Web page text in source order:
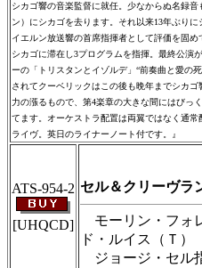
シカゴ響の音楽監督に就任。少なからぬ名録
ン）にシカゴを去ります。それ以来13年ぶり
イエルン放送響の首席指揮者として評価を固
シカゴに滞在し3プログラムを指揮。最終公演
ーの「トリスタンとイゾルデ」“前奏曲と愛の
されてクーベリックはこの後も晩年までシカ
力の漲るもので、第4楽章の大きな間にはびっ
てます。オーケストラ配置は両翼ではなく通
ライヴ。英日のライナーノート付です。』
ATS-954-2
[UHQCD]
セル＆クリーヴラ
モーリン・フォ
ド・ルイス（Ｔ）
ジョージ・セル